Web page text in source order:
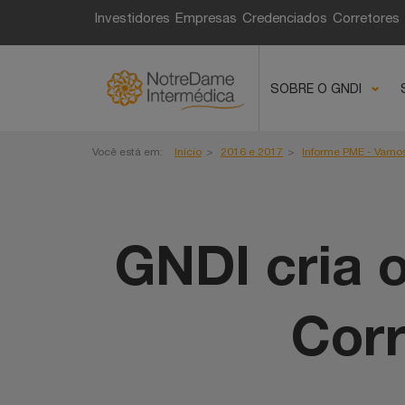
Investidores Empresas Credenciados Corretores
SOBRE O GNDI
Você está em: Início 2016 e 2017 Informe PME -
Fique por dentro de
e você, corretor!
GNDI cria